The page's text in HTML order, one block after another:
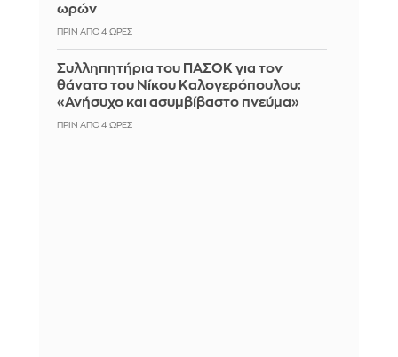
ωρών
ΠΡΙΝ ΑΠΌ 4 ΏΡΕΣ
Συλληπητήρια του ΠΑΣΟΚ για τον
θάνατο του Νίκου Καλογερόπουλου:
«Ανήσυχο και ασυμβίβαστο πνεύμα»
ΠΡΙΝ ΑΠΌ 4 ΏΡΕΣ